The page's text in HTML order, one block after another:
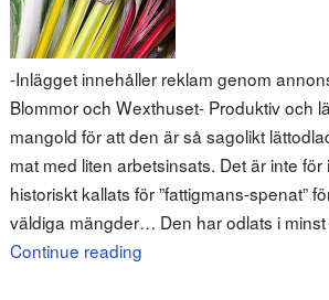
-Inlägget innehåller reklam genom
Blommor och Wexthuset- Produktiv och
mangold för att den är så sagolikt
mat med liten arbetsinsats. Det är inte
historiskt kallats för ”fattigmans-spenat”
väldiga mängder… Den har odlats i minst
Continue reading